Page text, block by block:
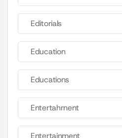
Editorials
Education
Educations
Entertahrnent